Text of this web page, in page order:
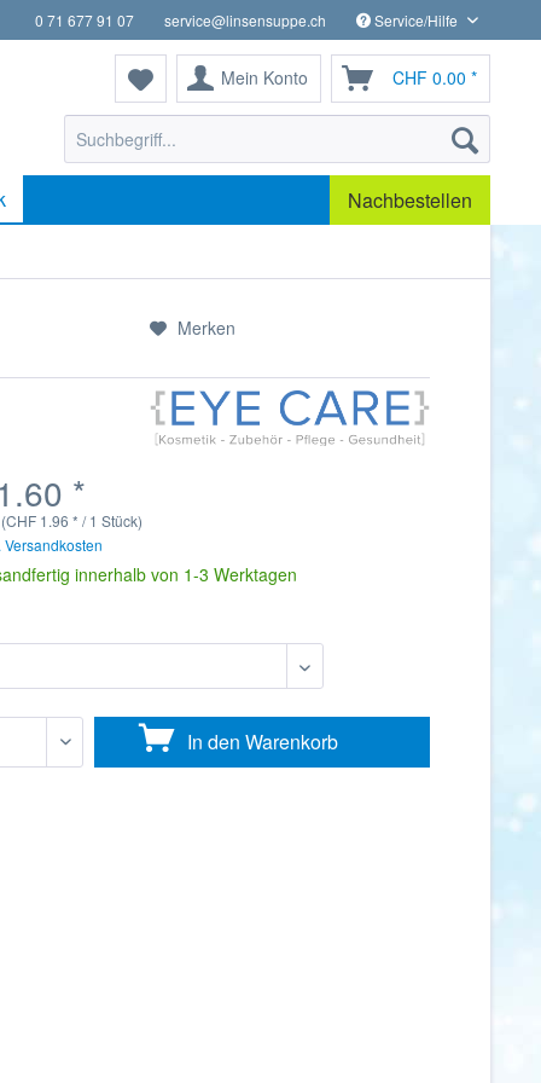
0 71 677 91 07 service@linsensuppe.ch Service/Hilfe
Mein Konto CHF 0.00 *
Nachbestellen
Merken
*
1.96 * / 1 Stück)
Versandkosten
innerhalb von 1-3 Werktagen
In den Warenkorb